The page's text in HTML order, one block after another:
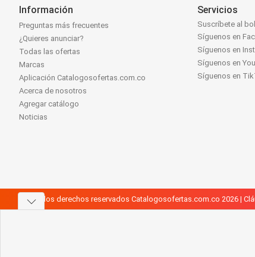
Información
Preguntas más frecuentes
¿Quieres anunciar?
Todas las ofertas
Marcas
Aplicación Catalogosofertas.com.co
Acerca de nosotros
Agregar catálogo
Noticias
Servicios
Suscríbete al
Síguenos en
Síguenos en
Síguenos en
Síguenos en
Todos los derechos reservados Catalogosofertas.com.co 2026 |